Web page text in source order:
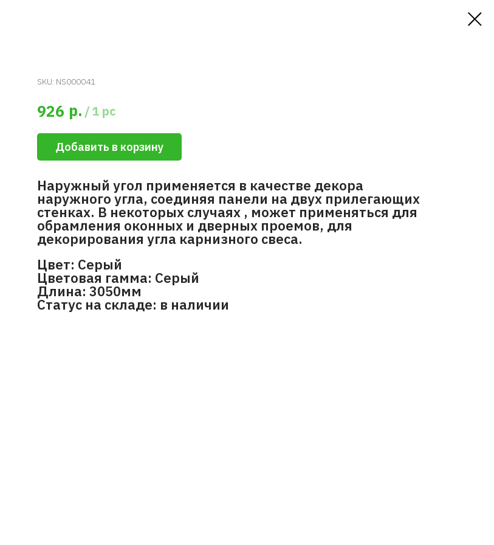
SKU: NS000041
926 р. /1 pc
Добавить в корзину
Наружный угол применяется в качестве декора
наружного угла, соединяя панели на двух прилегающих
стенках. В некоторых случаях , может применяться для
обрамления оконных и дверных проемов, для
декорирования угла карнизного свеса.
Цвет: Серый
Цветовая гамма: Серый
Длина: 3050мм
Статус на складе: в наличии